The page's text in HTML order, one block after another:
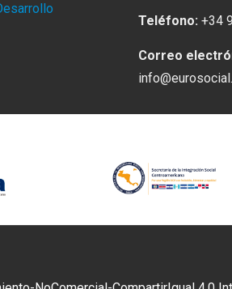
Teléfono: +34
Correo